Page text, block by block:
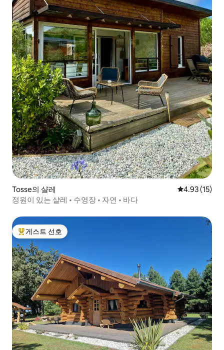
Tosse의 샬레 평점 4.93점
4.93 (15)
정원이 있는 샬레 • 수영장 • 자연 • 바다
상위 게스트 선호
게스트 선호